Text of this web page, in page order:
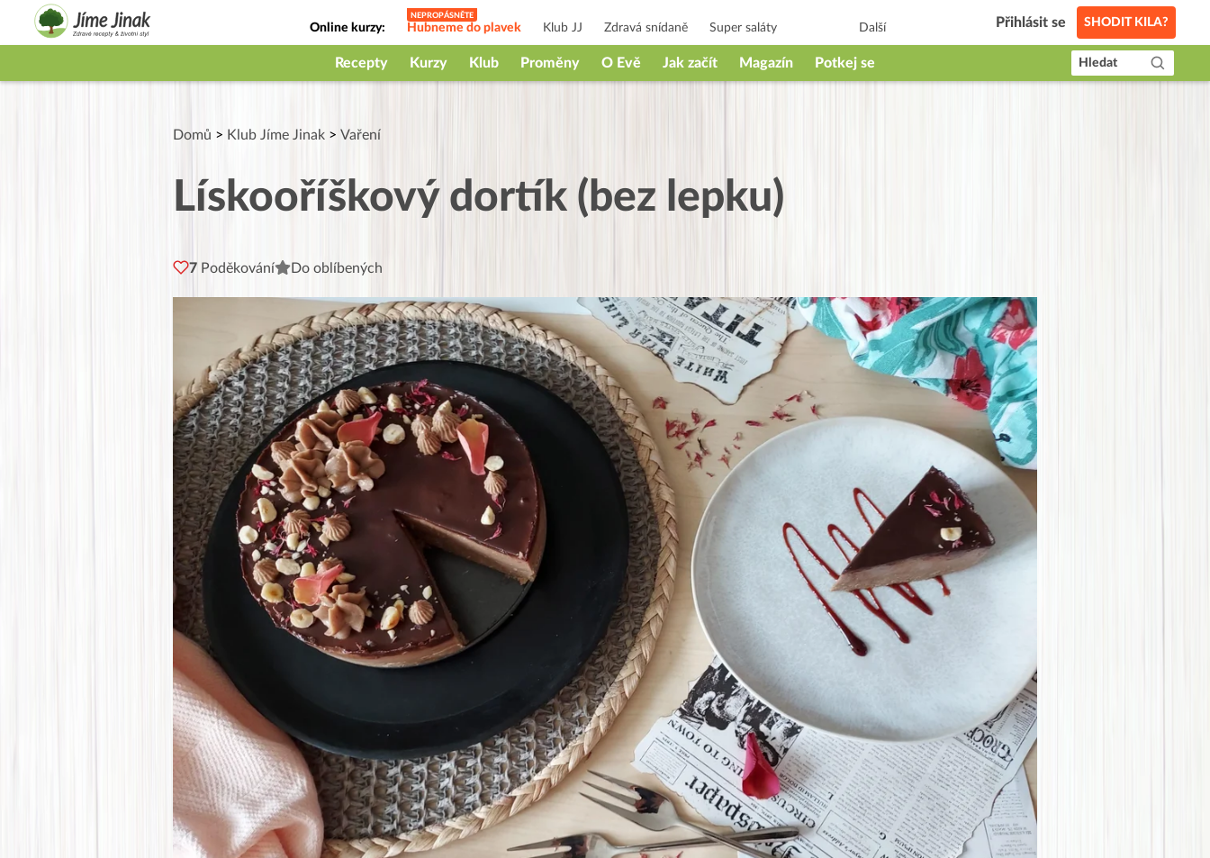
Online kurzy: Hubneme do plavek Klub JJ Zdravá snídaně Super saláty
Jak na babičky
Další Přihlásit se SHODIT KILA?
Recepty Kurzy Klub Proměny O Evě Jak začít Magazín Potkej se Hledat
Domů > Klub Jíme Jinak > Vaření
Lískooříškový dortík (bez lepku)
7 Poděkování Do oblíbených